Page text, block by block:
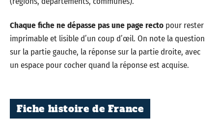
Chaque fiche ne dépasse pas une page recto pour rester
imprimable et lisible d’un coup d’œil. On note la question
sur la partie gauche, la réponse sur la partie droite, avec
un espace pour cocher quand la réponse est acquise.
Fiche histoire de France